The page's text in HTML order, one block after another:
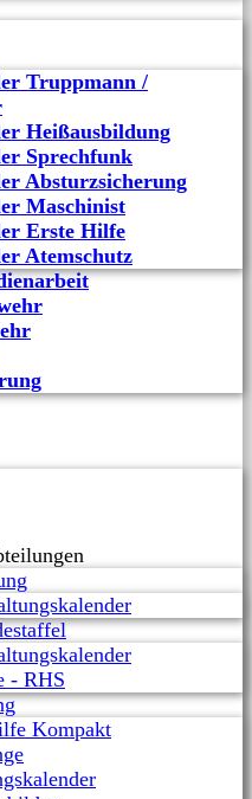
Truppmann /
Heißausbildung
Sprechfunk
Absturzsicherung
Maschinist
Erste Hilfe
Atemschutz
- RHS
Kompakt